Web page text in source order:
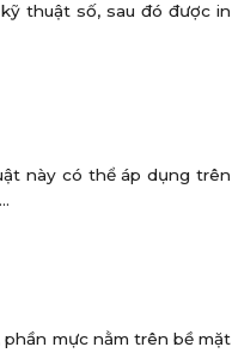
thuật số, sau đó được in
này có thể áp dụng trên
mực nằm trên bề mặt